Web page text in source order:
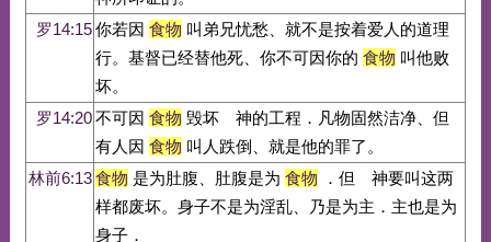
罗14:15你若因 食物 叫弟兄忧愁、就不是按着爱人的道理
行。基督已经替他死、你不可因你的 食物 叫他败
坏。
罗14:20不可因 食物 毁坏 神的工程．凡物固然洁净、但
有人因 食物 叫人跌倒、就是他的罪了。
林前6:13食物 是为肚腹、肚腹是为 食物 ．但 神要叫这两
样都废坏。身子不是为淫乱、乃是为主．主也是为
身子．